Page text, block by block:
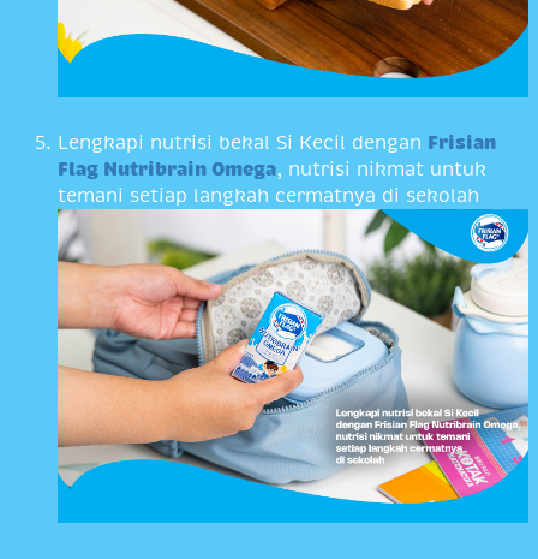
Lengkapi nutrisi bekal Si Kecil dengan Frisian
Flag Nutribrain Omega, nutrisi nikmat untuk
temani setiap langkah cermatnya di sekolah